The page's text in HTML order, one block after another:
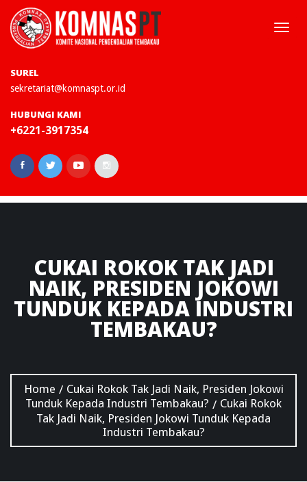
SUREL
sekretariat@komnaspt.or.id
HUBUNGI KAMI
+6221-3917354
CUKAI ROKOK TAK JADI
NAIK, PRESIDEN JOKOWI
TUNDUK KEPADA INDUSTRI
TEMBAKAU?
Home / Cukai Rokok Tak Jadi Naik, Presiden Jokowi
Tunduk Kepada Industri Tembakau? / Cukai Rokok
Tak Jadi Naik, Presiden Jokowi Tunduk Kepada
Industri Tembakau?